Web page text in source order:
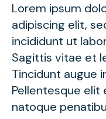
Lorem ipsum
adipiscing elit,
incididunt ut
Sagittis vitae et
Tincidunt augue
Pellentesque elit
natoque